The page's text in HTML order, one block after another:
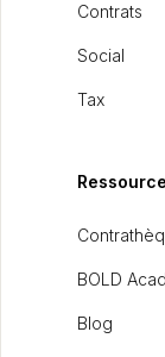
Contrats
Social
Tax
BOLD
Blog